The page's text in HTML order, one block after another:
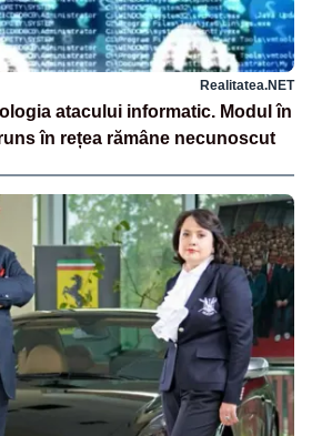
Realitatea.NET
atacului informatic. Modul în
în rețea rămâne necunoscut